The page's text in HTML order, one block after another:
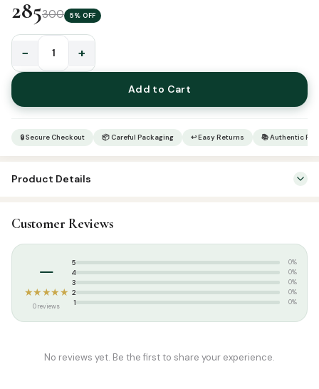
285300 5% OFF
அளவின்
ஆரம்பமும்
முடிவும்
− +
Add to Cart
🔒 Secure Checkout 📦 Careful Packaging ↩ Easy Returns 📚 Authentic
Product Details
Categories: Aqeedah,Tamil Islamic Books
Tags:
பஷீர் ஃபிர்தௌஸி
Customer Reviews
–
★★★★★
0 reviews
5 0%
4 0%
3 0%
2 0%
1 0%
No reviews yet. Be the first to share your experience.